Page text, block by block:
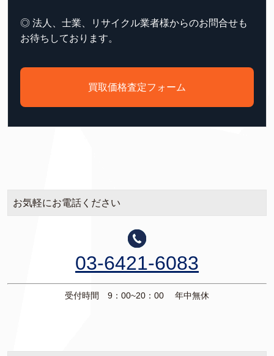
◎ 法人、士業、リサイクル業者様からのお問合せも
お待ちしております。
買取価格査定フォーム
お気軽にお電話ください
03-6421-6083
受付時間 9：00~20：00 年中無休